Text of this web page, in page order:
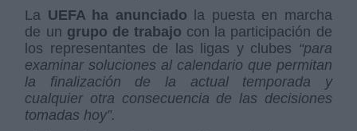
La UEFA ha anunciado
la puesta en marcha
de un grupo de trabajo con la participación de
los representantes de las ligas y clubes “para
examinar soluciones al calendario que permitan
la finalización de la actual temporada y
cualquier otra consecuencia de las decisiones
tomadas hoy”.